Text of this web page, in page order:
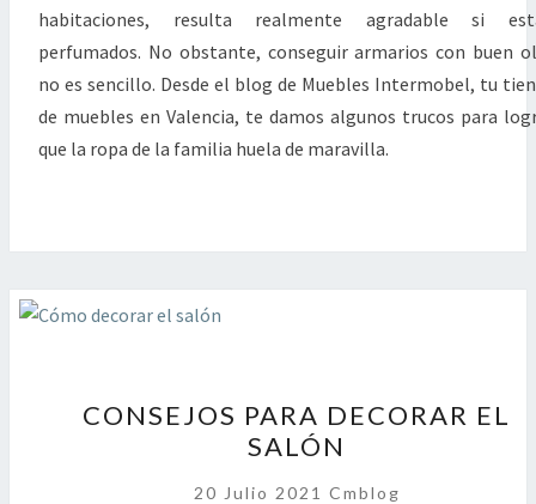
habitaciones, resulta realmente agradable si
perfumados. No obstante, conseguir armarios con buen
no es sencillo. Desde el blog de Muebles Intermobel, tu
de muebles en Valencia, te damos algunos trucos para
que la ropa de la familia huela de maravilla.
PARA
DECORAR
EL
CONSEJOS PARA DECORAR EL
SALÓN
20 Julio 2021 Cmblog